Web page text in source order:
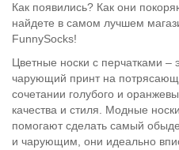
Как появились? Как они
найдете в самом лучшем
FunnySocks!
Цветные носки с перчатками
чарующий принт на
сочетании голубого и
качества и стиля. Модные
помогают сделать самый
и чарующим, они идеально